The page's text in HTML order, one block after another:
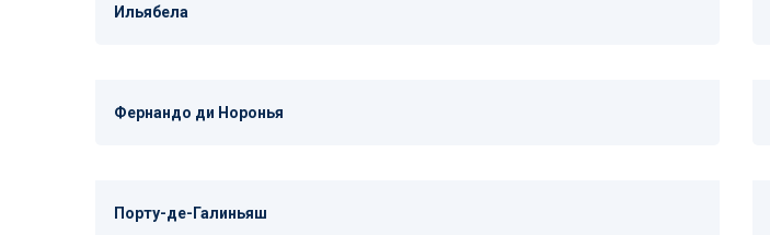
Ильябела
Фернандо ди Норонья
Порту-де-Галиньяш